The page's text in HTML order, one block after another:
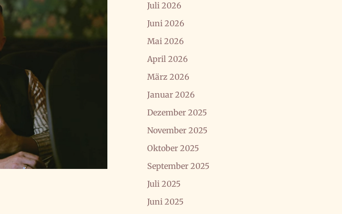
Juli 2026
Juni 2026
Mai 2026
April 2026
März 2026
Januar 2026
Dezember 2025
November 2025
Oktober 2025
September 2025
Juli 2025
Juni 2025